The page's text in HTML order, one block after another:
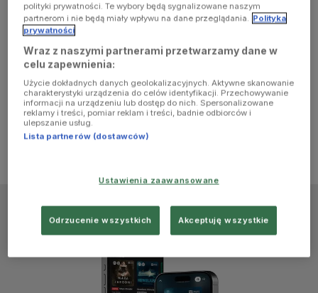
browser
console for
more
information)
polityki prywatności. Te wybory będą sygnalizowane naszym
partnerom i nie będą miały wpływu na dane przeglądania. Polityka
prywatności
Wraz z naszymi partnerami przetwarzamy dane w
celu zapewnienia:
Użycie dokładnych danych geolokalizacyjnych. Aktywne skanowanie
charakterystyki urządzenia do celów identyfikacji. Przechowywanie
informacji na urządzeniu lub dostęp do nich. Spersonalizowane
reklamy i treści, pomiar reklam i treści, badnie odbiorców i
ulepszanie usług.
Lista partnerów (dostawców)
Ustawienia zaawansowane
Odrzucenie wszystkich Akceptuję wszystkie